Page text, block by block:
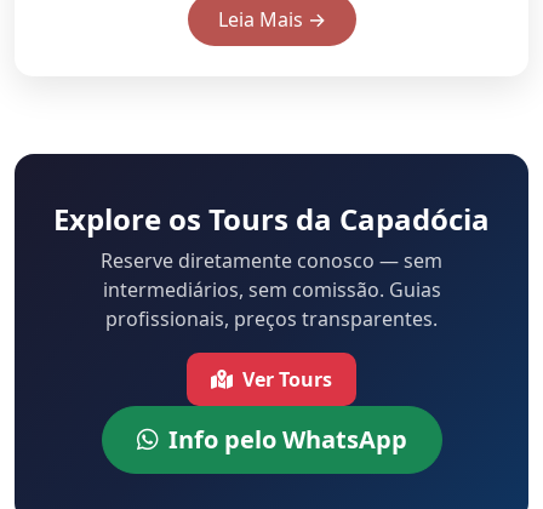
Leia Mais →
Explore os Tours da Capadócia
Reserve diretamente conosco — sem
intermediários, sem comissão. Guias
profissionais, preços transparentes.
Ver Tours
Info pelo WhatsApp